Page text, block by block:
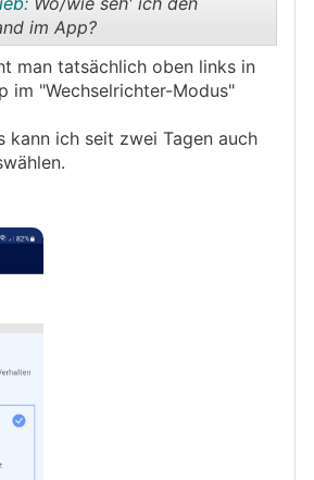
..
im App?
man tatsächlich oben links in
im "Wechselrichter-Modus"
kann ich seit zwei Tagen auch